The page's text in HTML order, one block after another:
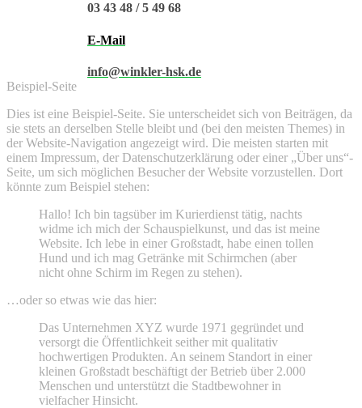
03 43 48 / 5 49 68
E-Mail
info@winkler-hsk.de
Beispiel-Seite
Dies ist eine Beispiel-Seite. Sie unterscheidet sich von Beiträgen, da
sie stets an derselben Stelle bleibt und (bei den meisten Themes) in
der Website-Navigation angezeigt wird. Die meisten starten mit
einem Impressum, der Datenschutzerklärung oder einer „Über uns“-
Seite, um sich möglichen Besucher der Website vorzustellen. Dort
könnte zum Beispiel stehen:
Hallo! Ich bin tagsüber im Kurierdienst tätig, nachts
widme ich mich der Schauspielkunst, und das ist meine
Website. Ich lebe in einer Großstadt, habe einen tollen
Hund und ich mag Getränke mit Schirmchen (aber
nicht ohne Schirm im Regen zu stehen).
…oder so etwas wie das hier:
Das Unternehmen XYZ wurde 1971 gegründet und
versorgt die Öffentlichkeit seither mit qualitativ
hochwertigen Produkten. An seinem Standort in einer
kleinen Großstadt beschäftigt der Betrieb über 2.000
Menschen und unterstützt die Stadtbewohner in
vielfacher Hinsicht.